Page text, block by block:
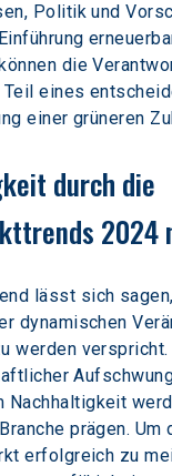
Politik und
die
eines
einer grüneren
durch die
2024
lässt sich
dynamischen
werden
Nachhaltigkeit
prägen. Um
erfolgreich zu